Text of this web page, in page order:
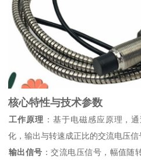
核心特性与技术参数
工作原理 ：基于电磁感应原理，
化，输出与转速成正比的交流电压信
输出信号 ：交流电压信号，幅值随